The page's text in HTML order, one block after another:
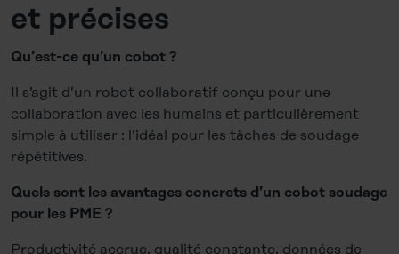
et précises
Qu’est-ce qu’un cobot ?
Il s’agit d’un robot collaboratif conçu pour une
collaboration avec les humains et particulièrement
simple à utiliser : l’idéal pour les tâches de soudage
répétitives.
Quels sont les avantages concrets d’un cobot soudage
pour les PME ?
Productivité accrue, qualité constante, données de